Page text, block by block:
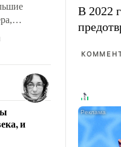
уже
Задача по
Однако
и
В 2022